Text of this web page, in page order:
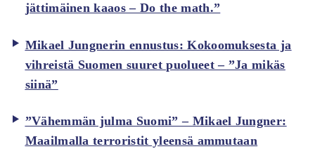
jättimäinen kaaos – Do the math.”
Mikael Jungnerin ennustus: Kokoomuksesta ja
vihreistä Suomen suuret puolueet – ”Ja mikäs
siinä”
”Vähemmän julma Suomi” – Mikael Jungner:
Maailmalla terroristit yleensä ammutaan